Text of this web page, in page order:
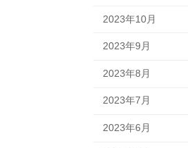
2023年10月
2023年9月
2023年8月
2023年7月
2023年6月